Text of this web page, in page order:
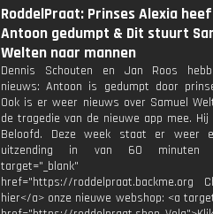
RoddelPraat: Prinses Alexia
Antoon gedumpt & Dit stuurt
Welten naar mannen
Dennis Schouten en Jan Roos
nieuws: Antoon is gedumpt door
Ook is er weer nieuws over Samuel
de tragedie van de nieuwe app mee.
Beloofd. Deze week staat er weer
uitzending in van 60 minuten
target="_blank"
href="https://roddelpraat.backme.org
hier</a> onze nieuwe webshop: <a